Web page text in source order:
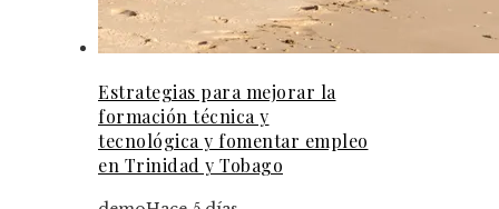
Estrategias para mejorar la
formación técnica y
tecnológica y fomentar empleo
en Trinidad y Tobago